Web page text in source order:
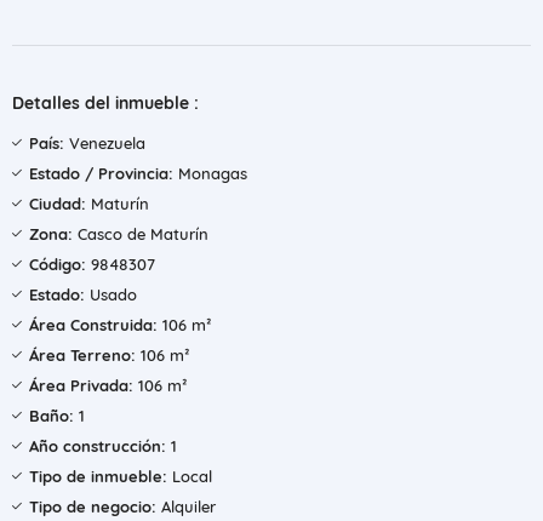
Detalles del inmueble :
País: Venezuela
Estado / Provincia: Monagas
Ciudad: Maturín
Zona: Casco de Maturín
Código: 9848307
Estado: Usado
Área Construida: 106 m²
Área Terreno: 106 m²
Área Privada: 106 m²
Baño: 1
Año construcción: 1
Tipo de inmueble: Local
Tipo de negocio: Alquiler